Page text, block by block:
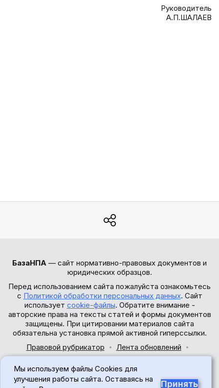
Руководитель
А.П.ШАЛАЕВ
БазаНПА — сайт нормативно-правовых документов и
юридических образцов.
Перед использованием сайта пожалуйста ознакомьтесь
с Политикой обработки персональных данных. Сайт
использует cookie-файлы. Обратите внимание -
авторские права на тексты статей и формы документов
защищены. При цитировании материалов сайта
обязательна установка прямой активной гиперссылки.
Правовой рубрикатор
Лента обновлений
© 2017-2026
Мы используем файлы Cookies для
улучшения работы сайта. Оставаясь на
Принять